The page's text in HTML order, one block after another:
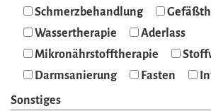
Schmerzbehandlung
Wassertherapie
Aderlass
Mikronährstofftherapie
Darmsanierung
Fasten
Sonstiges